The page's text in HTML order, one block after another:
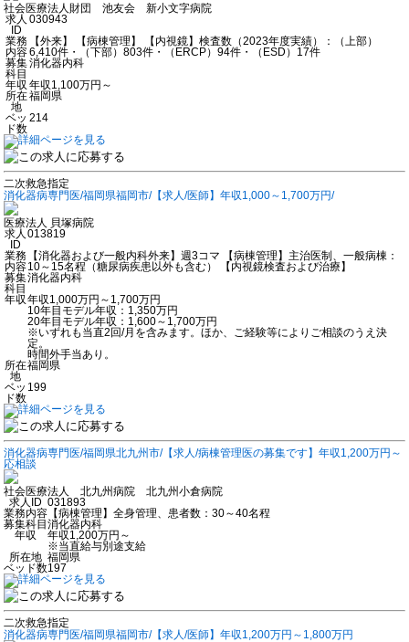
社会医療法人財団 池友会 新小文字病院
求人
ID
030943
業務
内容
【外来】 【病棟管理】 【内視鏡】検査数（2023年度実績）：（上部）
6,410件・（下部）803件・（ERCP）94件・（ESD）17件
募集
科目
消化器内科
年収 年収1,100万円～
所在
地
福岡県
ベッ
ド数
214
二次救急指定
消化器病専門医/福岡県福岡市/【求人/医師】年収1,000～1,700万円/
医療法人 貝塚病院
求人
ID
013819
業務
内容
【消化器および一般内科外来】週3コマ 【病棟管理】主治医制、一般病棟：
10～15名程（糖尿病疾患以外も含む） 【内視鏡検査および治療】
募集
科目
消化器内科
年収年収1,000万円～1,700万円
10年目モデル年収：1,350万円
20年目モデル年収：1,600～1,700万円
※いずれも当直2回/月を含みます。ほか、ご経験等によりご相談のうえ決
定。
時間外手当あり。
所在
地
福岡県
ベッ
ド数
199
消化器病専門医/福岡県北九州市/【求人/病棟管理医の募集です】年収1,200万円～
応相談
社会医療法人 北九州病院 北九州小倉病院
求人ID 031893
業務内容 【病棟管理】全身管理、患者数：30～40名程
募集科目消化器内科
年収
年収1,200万円～
※当直給与別途支給
所在地 福岡県
ベッド数197
二次救急指定
消化器病専門医/福岡県福岡市/【求人/医師】年収1,200万円～1,800万円